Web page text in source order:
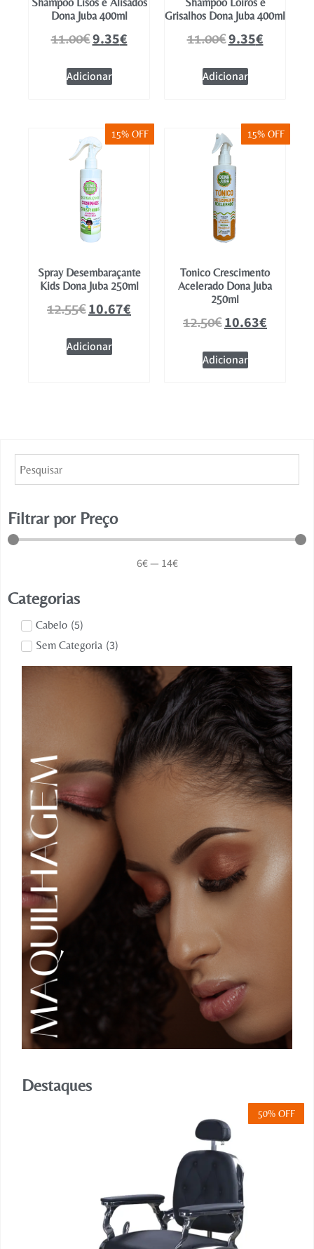
Dona Juba 400ml
11.00€9.35€
Adicionar
Grisalhos Dona Juba 400ml
11.00€9.35€
Adicionar
15% OFF
Spray Desembaraçante
Kids Dona Juba 250ml
12.55€10.67€
Adicionar
15% OFF
Tonico Crescimento
Acelerado Dona Juba
250ml
12.50€10.63€
Adicionar
Filtrar por Preço
6€— 14€
Categorias
Cabelo (5)
Sem Categoria (3)
Destaques
50% OFF